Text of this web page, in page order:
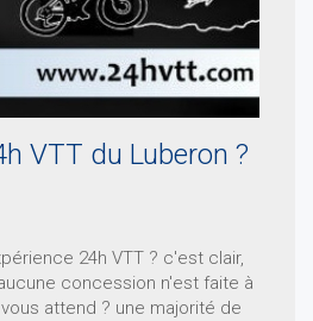
VTT du Luberon ?
24h VTT ? c'est clair,
concession n'est faite à
attend ? une majorité de